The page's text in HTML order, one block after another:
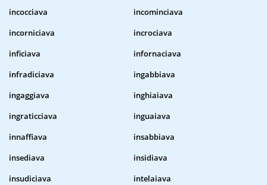
incocciava
incominciava
incorniciava
incrociava
inficiava
infornaciava
infradiciava
ingabbiava
ingaggiava
inghiaiava
ingraticciava
inguaiava
innaffiava
insabbiava
insediava
insidiava
insudiciava
intelaiava